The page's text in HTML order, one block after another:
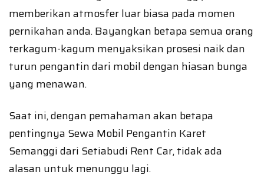
memberikan atmosfer luar biasa pada momen
pernikahan anda. Bayangkan betapa semua orang
terkagum-kagum menyaksikan prosesi naik dan
turun pengantin dari mobil dengan hiasan bunga
yang menawan.
Saat ini, dengan pemahaman akan betapa
pentingnya Sewa Mobil Pengantin Karet
Semanggi dari Setiabudi Rent Car, tidak ada
alasan untuk menunggu lagi.